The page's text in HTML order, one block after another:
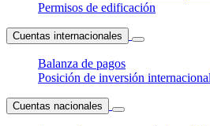
Permisos de edificación
Cuentas internacionales
Balanza de pagos
Posición de inversión internacional
Cuentas nacionales